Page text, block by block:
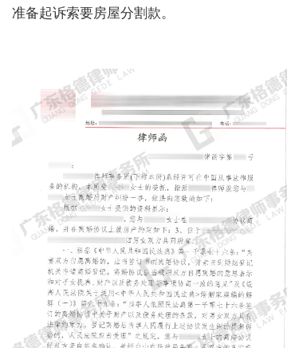
准备起诉索要房屋分割款。